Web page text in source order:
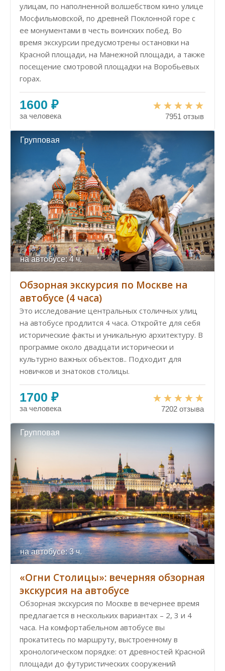
улицам, по наполненной волшебством кино улице
Мосфильмовской, по древней Поклонной горе с
ее монументами в честь воинских побед. Во
время экскурсии предусмотрены остановки на
Красной площади, на Манежной площади, а также
посещение смотровой площадки на Воробьевых
горах.
1600 ₽
за человека 7951 отзыв
Групповая
на автобусе: 4 ч.
Обзорная экскурсия по Москве на
автобусе (4 часа)
Это исследование центральных столичных улиц
на автобусе продлится 4 часа. Откройте для себя
исторические факты и уникальную архитектуру. В
программе около двадцати исторически и
культурно важных объектов.. Подходит для
новичков и знатоков столицы.
1700 ₽
за человека 7202 отзыва
Групповая
на автобусе: 3 ч.
«Огни Столицы»: вечерняя обзорная
экскурсия на автобусе
Обзорная экскурсия по Москве в вечернее время
предлагается в нескольких вариантах – 2, 3 и 4
часа. На комфортабельном автобусе вы
прокатитесь по маршруту, выстроенному в
хронологическом порядке: от древностей Красной
площади до футуристических сооружений